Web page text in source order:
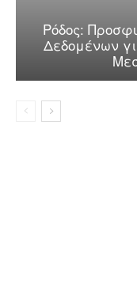
Ρόδος:
Δεδομένων